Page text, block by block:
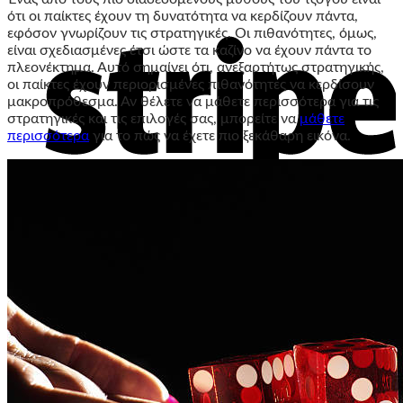
ότι οι παίκτες έχουν τη δυνατότητα να κερδίζουν πάντα,
εφόσον γνωρίζουν τις στρατηγικές. Οι πιθανότητες, όμως,
είναι σχεδιασμένες έτσι ώστε τα καζίνο να έχουν πάντα το
πλεονέκτημα. Αυτό σημαίνει ότι, ανεξαρτήτως στρατηγικής,
οι παίκτες έχουν περιορισμένες πιθανότητες να κερδίσουν
μακροπρόθεσμα. Αν θέλετε να μάθετε περισσότερα για τις
στρατηγικές και τις επιλογές σας, μπορείτε ναμάθετε
περισσότερα για το πώς να έχετε πιο ξεκάθαρη εικόνα.